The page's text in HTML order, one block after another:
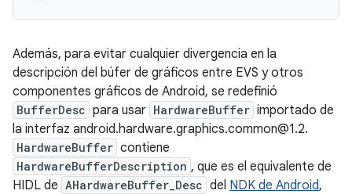
Además, para evitar cualquier divergencia en la
descripción del búfer de gráficos entre EVS y otros
componentes gráficos de Android, se redefinió
BufferDesc para usar HardwareBuffer importado de
la interfaz android.hardware.graphics.common@1.2.
HardwareBuffer contiene
HardwareBufferDescription , que es el equivalente de
HIDL de AHardwareBuffer_Desc del NDK de Android,